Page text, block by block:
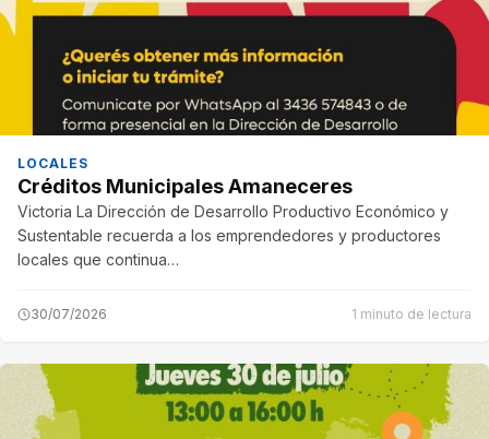
LOCALES
Créditos Municipales Amaneceres
Victoria La Dirección de Desarrollo Productivo Económico y
Sustentable recuerda a los emprendedores y productores
locales que continua…
30/07/2026 1 minuto de lectura